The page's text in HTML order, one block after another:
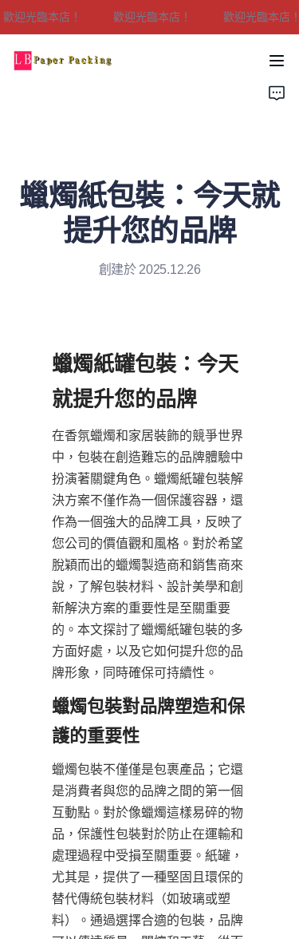
迎光臨本店！ 歡迎光臨本店！
歡迎光臨本店！
歡迎光臨本店！
蠟燭紙包裝：今天就
提升您的品牌
創建於 2025.12.26
蠟燭紙罐包裝：今天
在香氛蠟燭和家居裝飾的競爭世界
中，包裝在創造難忘的品牌體驗中
扮演著關鍵角色。蠟燭紙罐包裝解
決方案不僅作為一個保護容器，還
作為一個強大的品牌工具，反映了
您公司的價值觀和風格。對於希望
脫穎而出的蠟燭製造商和銷售商來
說，了解包裝材料、設計美學和創
新解決方案的重要性是至關重要
的。本文探討了蠟燭紙罐包裝的多
方面好處，以及它如何提升您的品
牌形象，同時確保可持續性。
蠟燭包裝對品牌塑造和保
蠟燭包裝不僅僅是包裹產品；它還
是消費者與您的品牌之間的第一個
互動點。對於像蠟燭這樣易碎的物
品，保護性包裝對於防止在運輸和
處理過程中受損至關重要。紙罐，
尤其是，提供了一種堅固且環保的
替代傳統包裝材料（如玻璃或塑
料）。通過選擇合適的包裝，品牌
家
聯繫我們